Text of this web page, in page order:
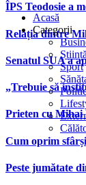
ÎPS Teodosie a
Relația dintre
Senatul SUA a
„Trebuie să
Prieten cu Mihai
Cum oprim
Peste jumătate
Acasă
Categorii
Știință
Sport